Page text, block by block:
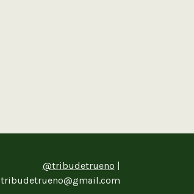
@tribudetrueno |
tribudetrueno@gmail.com